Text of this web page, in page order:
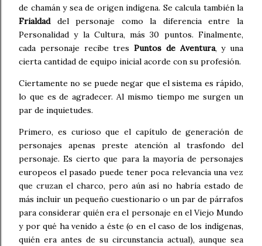
de chamán y sea de origen indígena. Se calcula también la
Frialdaddel personaje como la diferencia entre la
Personalidad y la Cultura, más 30 puntos. Finalmente,
cada personaje recibe tres Puntos de Aventura, y una
cierta cantidad de equipo inicial acorde con su profesión.
Ciertamente no se puede negar que el sistema es rápido,
lo que es de agradecer. Al mismo tiempo me surgen un
par de inquietudes.
Primero, es curioso que el capítulo de generación de
personajes apenas preste atención al trasfondo del
personaje. Es cierto que para la mayoría de personajes
europeos el pasado puede tener poca relevancia una vez
que cruzan el charco, pero aún así no habría estado de
más incluir un pequeño cuestionario o un par de párrafos
para considerar quién era el personaje en el Viejo Mundo
y por qué ha venido a éste (o en el caso de los indígenas,
quién era antes de su circunstancia actual), aunque sea